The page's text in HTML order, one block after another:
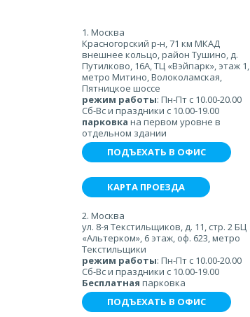
1. Москва
Красногорский р-н, 71 км МКАД
внешнее кольцо, район Тушино, д.
Путилково, 16А, ТЦ «Вэйпарк», этаж 1,
метро Митино, Волоколамская,
Пятницкое шоссе
режим работы: Пн-Пт с 10.00-20.00
Сб-Вс и праздники с 10.00-19.00
парковка на первом уровне в
отдельном здании
ПОДЪЕХАТЬ В ОФИС
КАРТА ПРОЕЗДА
2. Москва
ул. 8-я Текстильщиков, д. 11, стр. 2 БЦ
«Альтерком», 6 этаж, оф. 623, метро
Текстильщики
режим работы: Пн-Пт с 10.00-20.00
Сб-Вс и праздники с 10.00-19.00
Бесплатная парковка
ПОДЪЕХАТЬ В ОФИС